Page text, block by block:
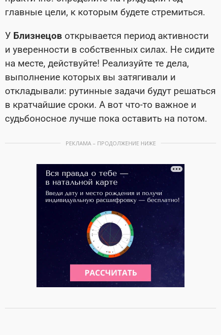
главные цели, к которым будете стремиться.
У Близнецов открывается период активности
и уверенности в собственных силах. Не сидите
на месте, действуйте! Реализуйте те дела,
выполнение которых вы затягивали и
откладывали: рутинные задачи будут решаться
в кратчайшие сроки. А вот что-то важное и
судьбоносное лучше пока оставить на потом.
РЕКЛАМА – ПРОДОЛЖЕНИЕ НИЖЕ